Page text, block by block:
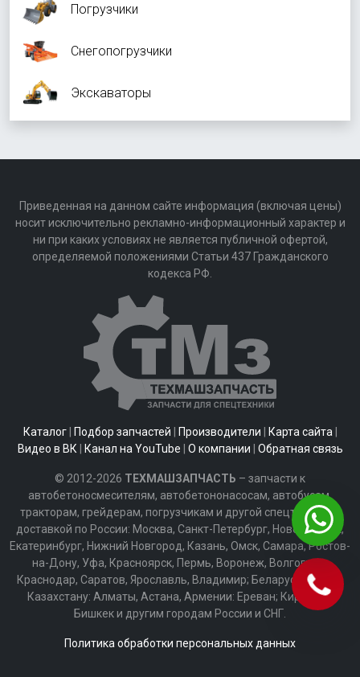
Погрузчики
Снегопогрузчики
Экскаваторы
Приведенная на данном сайте информация (включая цены)
носит исключительно рекламно-информационный характер и
ни при каких условиях не является публичной офертой,
определяемой положениями Статьи 437 Гражданского
кодекса РФ.
Каталог| Подбор запчастей Производители Карта сайта|
Видео в ВК| Канал на YouTube О компании Обратная связь
© 2012-2026 ТЕХМАШЗАПЧАСТЬ – запчасти к
автобетоносмесителям, автобетононасосам, автобусам,
тракторам, грейдерам, погрузчикам и другой спецтехнике с
доставкой по России: Москва, Санкт-Петербург, Новосибирск,
Екатеринбург, Нижний Новгород, Казань, Омск, Самара, Ростов-
на-Дону, Уфа, Красноярск, Пермь, Воронеж, Волгоград,
Краснодар, Саратов, Ярославль, Владимир; Беларуси: Минск;
Казахстану: Алматы, Астана, Армении: Ереван; Киргизии:
Бишкек и другим городам России и СНГ.
Политика обработки персональных данных